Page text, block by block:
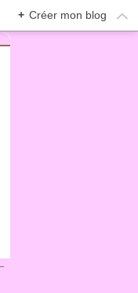
+ Créer mon blog